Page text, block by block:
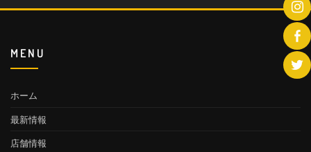
MENU
ホーム
最新情報
店舗情報